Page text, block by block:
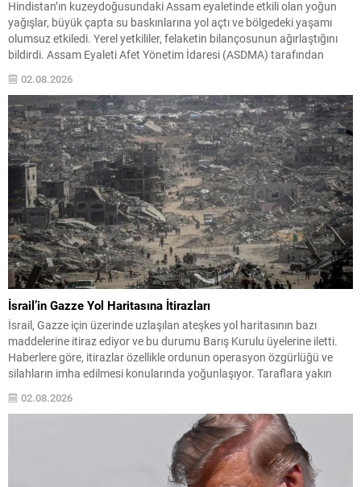
Hindistan’ın kuzeydoğusundaki Assam eyaletinde etkili olan yoğun
yağışlar, büyük çapta su baskınlarına yol açtı ve bölgedeki yaşamı
olumsuz etkiledi. Yerel yetkililer, felaketin bilançosunun ağırlaştığını
bildirdi. Assam Eyaleti Afet Yönetim İdaresi (ASDMA) tarafından
Hasar gören bölgelerde kurtarma ve yardım çalışmaları yoğun...
02.08.2026
İsrail’in Gazze Yol Haritasına İtirazları
İsrail, Gazze için üzerinde uzlaşılan ateşkes yol haritasının bazı
maddelerine itiraz ediyor ve bu durumu Barış Kurulu üyelerine iletti.
Haberlere göre, itirazlar özellikle ordunun operasyon özgürlüğü ve
silahların imha edilmesi konularında yoğunlaşıyor. Taraflara yakın
birliklerin konuşlandığı bölgelerde saldırı düzenleme yetkisini koruma
02.08.2026